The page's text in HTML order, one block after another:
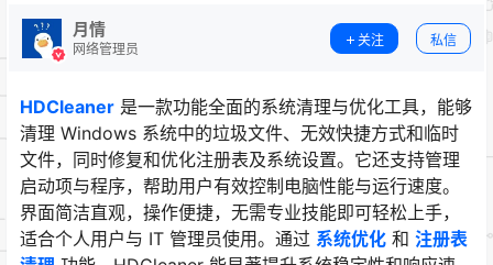
月情
网络管理员
关注 私信
HDCleaner 是一款功能全面的系统清理与优化工具，能够
清理 Windows 系统中的垃圾文件、无效快捷方式和临时
文件，同时修复和优化注册表及系统设置。它还支持管理
启动项与程序，帮助用户有效控制电脑性能与运行速度。
界面简洁直观，操作便捷，无需专业技能即可轻松上手，
适合个人用户与 IT 管理员使用。通过 系统优化 和 注册表